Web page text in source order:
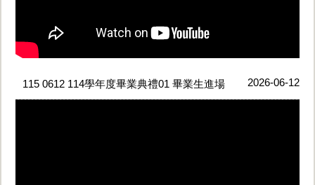
115 0612 114學年度畢業典禮01 畢業生進場 2026-06-12